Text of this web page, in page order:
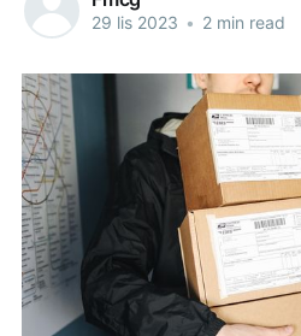
29 lis 2023 • 2 min read